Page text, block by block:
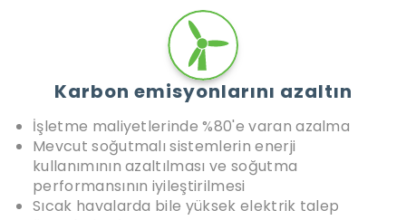
Karbon emisyonlarını azaltın
İşletme maliyetlerinde %80'e varan azalma
Mevcut soğutmalı sistemlerin enerji
kullanımının azaltılması ve soğutma
performansının iyileştirilmesi
Sıcak havalarda bile yüksek elektrik talep